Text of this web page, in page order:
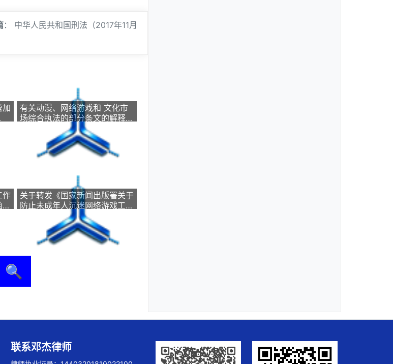
： 中华人民共和国刑法（2017年11月
加
有关动漫、网络游戏和 文化市
场综合执法的部分条文的解释
作
关于转发《国家新闻出版署关于
防止未成年人沉迷网络游戏工作
的通知》的通知
🔍
联系邓杰律师